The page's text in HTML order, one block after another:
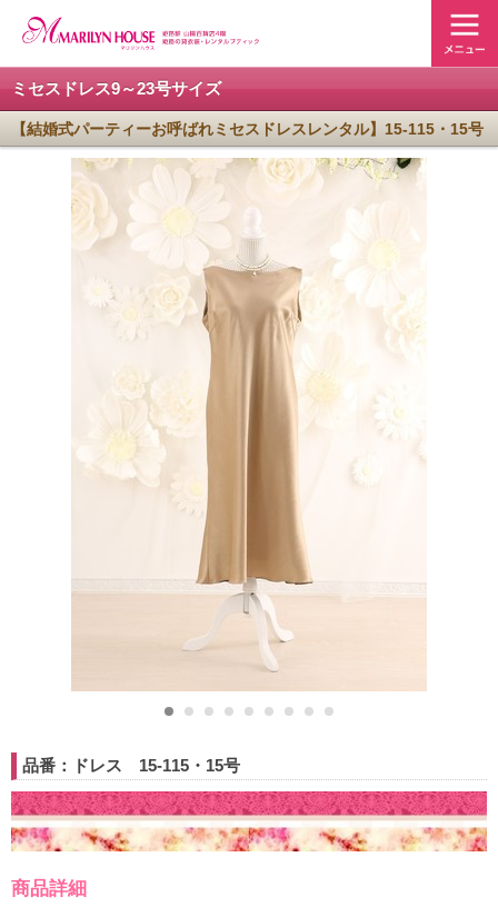
ミセスドレス9～23号サイズ
【結婚式パーティーお呼ばれミセスドレスレンタル】15-115・15号
品番：ドレス 15-115・15号
商品詳細